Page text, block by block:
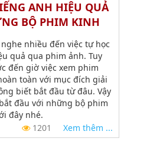
ANH HIỆU QUẢ
BỘ PHIM KINH
nhiều đến việc tự học
quả qua phim ảnh. Tuy
đến giờ việc xem phim
toàn với mục đích giải
biết bắt đầu từ đâu. Vậy
đầu với những bộ phim
đây nhé.
1201
Xem thêm ...